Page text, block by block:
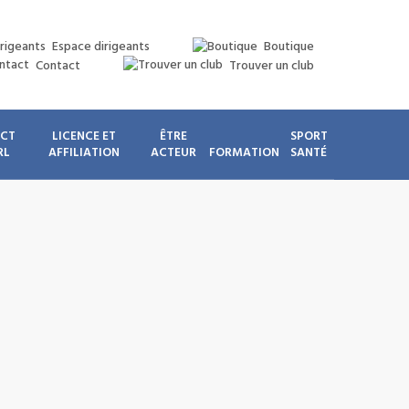
Espace dirigeants
Boutique
Contact
Trouver un club
LICENCE ET
AFFILIATION
ÊTRE
ACTEUR
FORMATION
SPORT
SANTÉ